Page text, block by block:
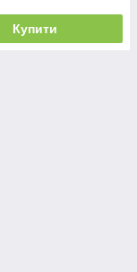
Купити